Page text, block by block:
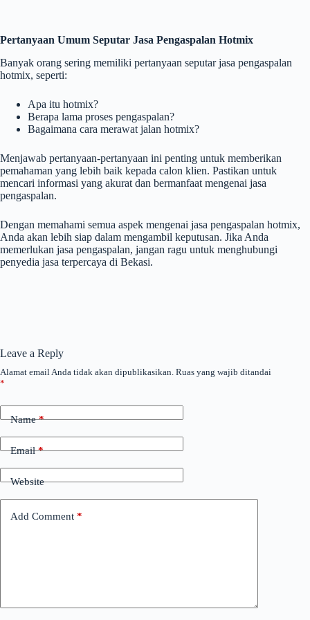
Pertanyaan Umum Seputar Jasa Pengaspalan Hotmix
Banyak orang sering memiliki pertanyaan seputar jasa pengaspalan
hotmix, seperti:
Apa itu hotmix?
Berapa lama proses pengaspalan?
Bagaimana cara merawat jalan hotmix?
Menjawab pertanyaan-pertanyaan ini penting untuk memberikan
pemahaman yang lebih baik kepada calon klien. Pastikan untuk
mencari informasi yang akurat dan bermanfaat mengenai jasa
pengaspalan.
Dengan memahami semua aspek mengenai jasa pengaspalan hotmix,
Anda akan lebih siap dalam mengambil keputusan. Jika Anda
memerlukan jasa pengaspalan, jangan ragu untuk menghubungi
penyedia jasa terpercaya di Bekasi.
Leave a Reply
Alamat email Anda tidak akan dipublikasikan. Ruas yang wajib ditandai
*
Name*
Email*
Website
Add Comment *